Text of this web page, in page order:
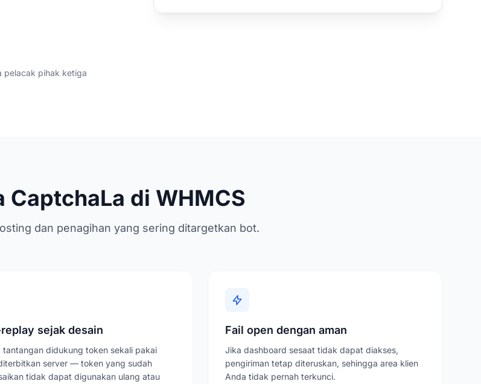
pelacak pihak ketiga
CaptchaLa di WHMCS
dan penagihan yang sering ditargetkan bot.
sejak desain
tantangan didukung token sekali pakai
server — token yang sudah
tidak dapat digunakan ulang atau
Fail open dengan aman
Jika dashboard sesaat tidak dapat diakses,
pengiriman tetap diteruskan, sehingga area klien
Anda tidak pernah terkunci.